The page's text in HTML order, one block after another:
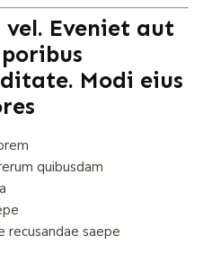
Eveniet aut
Modi eius
quibusdam
recusandae saepe